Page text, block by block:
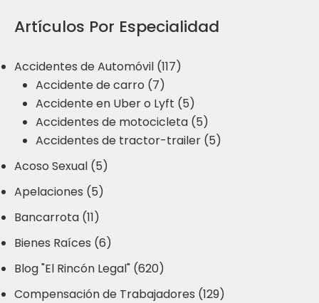
Artículos Por Especialidad
Accidentes de Automóvil (117)
Accidente de carro (7)
Accidente en Uber o Lyft (5)
Accidentes de motocicleta (5)
Accidentes de tractor-trailer (5)
Acoso Sexual (5)
Apelaciones (5)
Bancarrota (11)
Bienes Raíces (6)
Blog "El Rincón Legal" (620)
Compensación de Trabajadores (129)